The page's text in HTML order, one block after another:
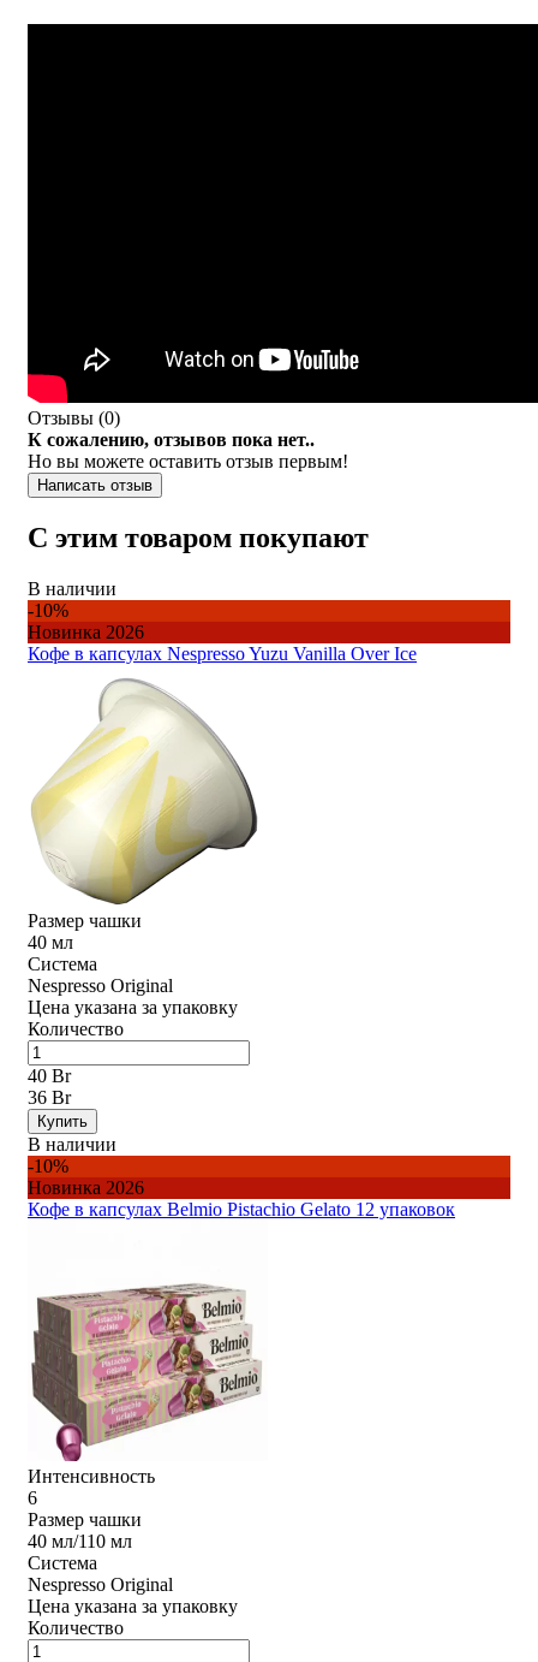
Отзывы (0)
К сожалению, отзывов пока нет..
Но вы можете оставить отзыв первым!
Написать отзыв
С этим товаром покупают
В наличии
-10%
Новинка 2026
Кофе в капсулах Nespresso Yuzu Vanilla Over Ice
Размер чашки
40 мл
Система
Nespresso Original
Цена указана за упаковку
Количество
40 Br
36 Br
Купить
В наличии
-10%
Новинка 2026
Кофе в капсулах Belmio Pistachio Gelato 12 упаковок
Интенсивность
6
Размер чашки
40 мл/110 мл
Система
Nespresso Original
Цена указана за упаковку
Количество